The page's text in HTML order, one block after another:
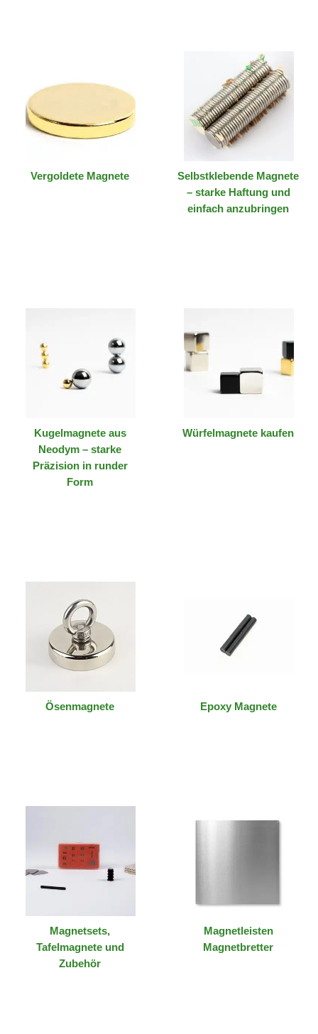
Vergoldete Magnete
Selbstklebende Magnete
– starke Haftung und
einfach anzubringen
Kugelmagnete aus
Neodym – starke
Präzision in runder
Form
Würfelmagnete kaufen
Ösenmagnete Epoxy Magnete
Magnetsets,
Tafelmagnete und
Zubehör
Magnetleisten
Magnetbretter